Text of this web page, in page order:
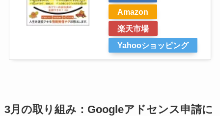
Amazon
楽天市場
Yahooショッピング
3月の取り組み：Googleアドセンス申請に